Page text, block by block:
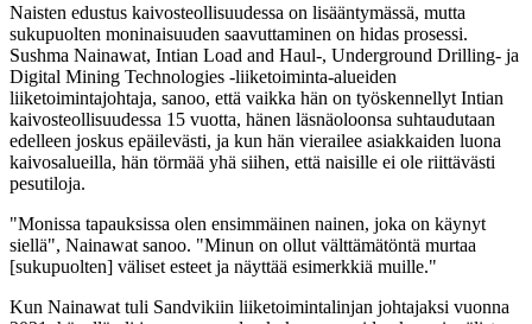
Naisten edustus kaivosteollisuudessa on lisääntymässä, mutta
sukupuolten moninaisuuden saavuttaminen on hidas prosessi.
Sushma Nainawat, Intian Load and Haul-, Underground Drilling- ja
Digital Mining Technologies -liiketoiminta-alueiden
liiketoimintajohtaja, sanoo, että vaikka hän on työskennellyt Intian
kaivosteollisuudessa 15 vuotta, hänen läsnäoloonsa suhtaudutaan
edelleen joskus epäilevästi, ja kun hän vierailee asiakkaiden luona
kaivosalueilla, hän törmää yhä siihen, että naisille ei ole riittävästi
pesutiloja.
"Monissa tapauksissa olen ensimmäinen nainen, joka on käynyt
siellä", Nainawat sanoo. "Minun on ollut välttämätöntä murtaa
[sukupuolten] väliset esteet ja näyttää esimerkkiä muille."
Kun Nainawat tuli Sandvikiin liiketoimintalinjan johtajaksi vuonna